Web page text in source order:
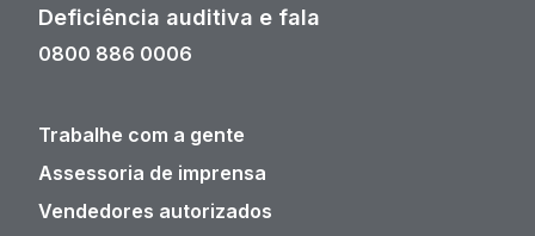
Deficiência auditiva e fala
0800 886 0006
Trabalhe com a gente
Assessoria de imprensa
Vendedores autorizados